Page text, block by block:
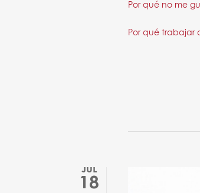
Por qué no me
Por qué trabajar
JUL
18